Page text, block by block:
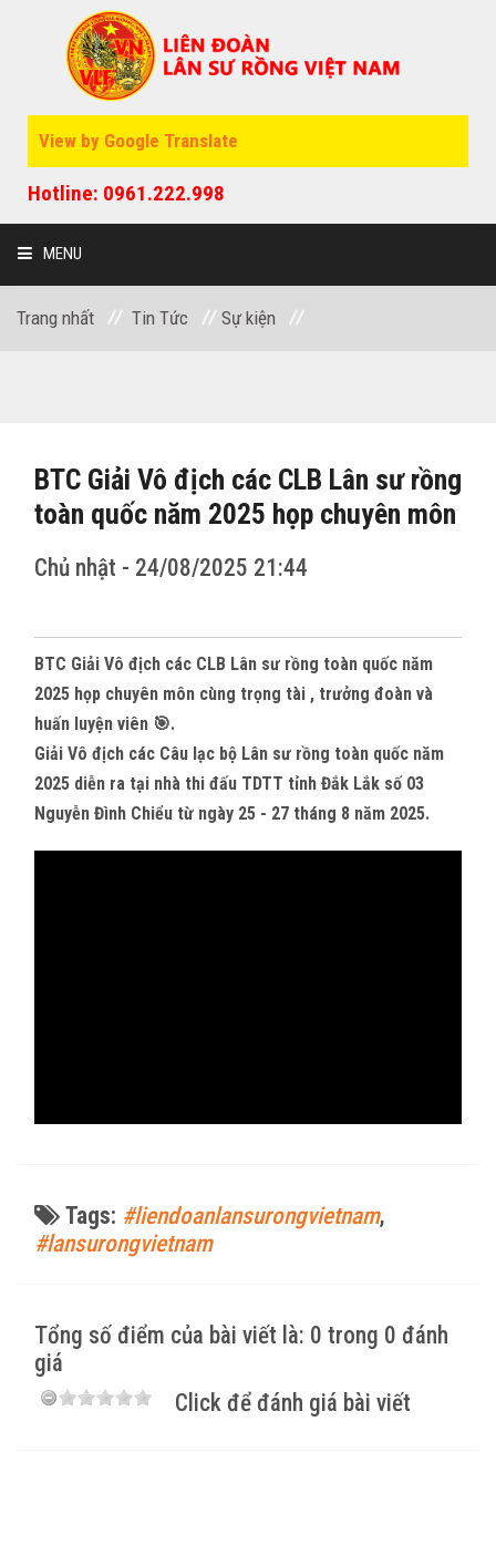
View by Google Translate
Hotline: 0961.222.998
MENU
CÁC TỈNH THÀNH
THẾ GIỚI
HÌNH ẢNH
VIDEO CLIPS
Trang nhất Tin Tức Sự kiện
BTC Giải Vô địch các CLB Lân sư rồng
toàn quốc năm 2025 họp chuyên môn
Chủ nhật - 24/08/2025 21:44
BTC Giải Vô địch các CLB Lân sư rồng toàn quốc năm
2025 họp chuyên môn cùng trọng tài , trưởng đoàn và
huấn luyện viên 🎯.
Giải Vô địch các Câu lạc bộ Lân sư rồng toàn quốc năm
2025 diễn ra tại nhà thi đấu TDTT tỉnh Đắk Lắk số 03
Nguyễn Đình Chiểu từ ngày 25 - 27 tháng 8 năm 2025.
Tags: #liendoanlansurongvietnam,
#lansurongvietnam
Tổng số điểm của bài viết là: 0 trong 0 đánh
giá
Click để đánh giá bài viết